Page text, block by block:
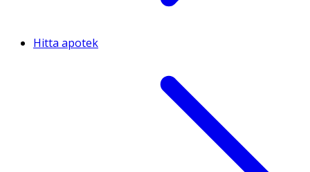
Hitta apotek